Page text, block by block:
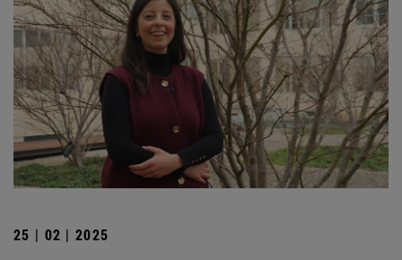
25 | 02 | 2025